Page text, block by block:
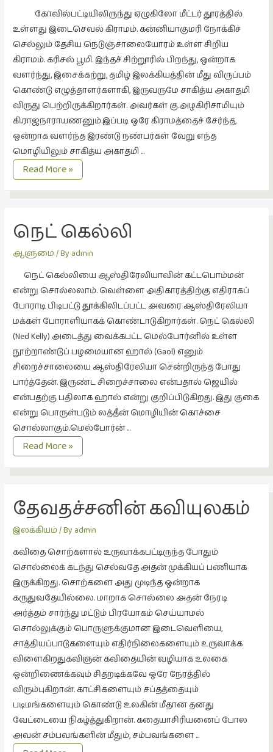
புனைவுக்குறிப்புகள்
பெயரற்ற
மேகம்
மூத்தோர்
பாடல்
மொழி
மொழியாக்கம்
வரலாறு
வரலாறு
வாசிப்பில்
இன்று
விமர்சனம்
(19)
விளையாட்டு
ஷேக்ஸ்பியரின்
உலகம்
கோவில்பட்டியிலிருந்து ஏழுகிலோ மீட்டர் தூரத்தில்
உள்ளது இடைசெவல் கிராமம். கன்னியாகுமரி நோக்கிச்
செல்லும் தேசிய நெடுஞ்சாலையோரம் உள்ள சிறிய
கிராமம். கரிசல் பூமி. இந்தச் சிற்றூரில் பிறந்து, ஒன்றாக
வளர்ந்து, இசைக்கற்று, தமிழ் இலக்கியத்தின் மீது விருப்பம்
கொண்டு எழுத்தாளர்களாகி, இருவருமே சாகித்ய அகாதமி
விருது பெற்றிருக்கிறார்கள். அவர்கள் கு.அழகிரிசாமியும்
கி.ராஜநாராயணனும்.இப்படி ஒரே கிராமத்தைச் சேர்ந்த,
ஒன்றாக வளர்ந்த இரண்டு நண்பர்கள் வேறு எந்த
மொழியிலும் சாகித்ய அகாதமி …
எழுத்தின்
அடையாளம்.
Read More »
நெட் கெல்லி
ஆளுமை/ By admin
நெட் கெல்லியை ஆஸ்திரேலியாவின் கட்டபொம்மன்
என்று சொல்லலாம். வெள்ளை அதிகாரத்திற்கு எதிராகப்
போராடி பிடிபட்டு தூக்கிலிடப்பட்ட அவரை ஆஸ்திரேலியா
மக்கள் போராளியாகக் கொண்டாடுகிறார்கள். நெட் கெல்லி
(Ned Kelly) அடைத்து வைக்கபட்ட மெல்போர்னில் உள்ள
நூற்றாண்டுப் பழமையான ஹால் (Gaol) எனும்
சிறைச்சாலையை ஆஸ்திரேலியா சென்றிருந்த போது
பார்த்தேன். இருண்ட சிறைச்சாலை என்பதால் ஜெயில்
என்பதற்கு பதிலாக ஹால் என்று குறிப்பிடுகிறது. இது குகை
என்று பொருள்படும் லத்தீன் மொழியின் கொச்சை
சொல்லாகும்.மெல்போர்ன் …
நெட்
கெல்லி
Read More »
தேவதச்சனின் கவியுலகம்
இலக்கியம்/ By admin
கவிதை சொற்களால் உருவாக்கபட்டிருந்த போதும்
சொல்லைக் கடந்து செல்வதே அதன் முக்கியப் பணியாக
இருக்கிறது. சொற்களை அது முடிந்த ஒன்றாக
கருதுவதேயில்லை. மாறாக சொல்லை அதன் நேரடி
அர்த்தம் சார்ந்து மட்டும் பிரயோகம் செய்யாமல்
சொல்லுக்கும் பொருளுக்குமான இடைவெளியை,
சாத்தியப்பாடுகளையும் எதிர்நிலைகளையும் உருவாக்க
விளைகிறதுகவிஞன் கவிதையின் வழியாக உலகை
ஒன்றிணைக்கவும் சிதறடிக்கவே ஒரே நேரத்தில்
விரும்புகிறான். காட்சிகளையும் சப்தத்தையும்
படிமங்களையும் கொண்டு உலகின் மீதான தனது
வேட்டையை நிகழ்த்துகிறான். கதையாசிரியனைப் போல
அவன் சம்பவங்களின் மீதும், சம்பவங்களை …